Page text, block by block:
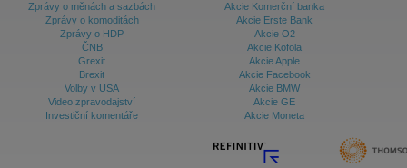
Zprávy o měnách a sazbách
Zprávy o komoditách
Zprávy o HDP
ČNB
Grexit
Brexit
Volby v USA
Video zpravodajství
Investiční komentáře
Akcie Komerční banka
Akcie Erste Bank
Akcie O2
Akcie Kofola
Akcie Apple
Akcie Facebook
Akcie BMW
Akcie GE
Akcie Moneta